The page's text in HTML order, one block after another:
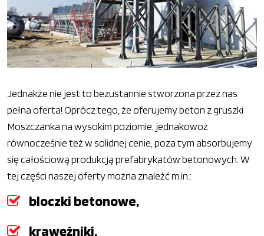
Jednakże nie jest to bezustannie stworzona przez nas
pełna oferta! Oprócz tego, że oferujemy beton z gruszki
Moszczanka na wysokim poziomie, jednakowoż
równocześnie też w solidnej cenie, poza tym absorbujemy
się całościową produkcją prefabrykatów betonowych. W
tej części naszej oferty można znaleźć m.in.:
bloczki betonowe,
krawężniki,